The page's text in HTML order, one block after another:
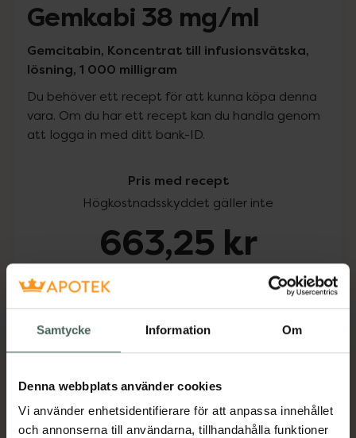
Samtycke Information Om
Denna webbplats använder cookies
Vi använder enhetsidentifierare för att anpassa innehållet
och annonserna till användarna, tillhandahålla funktioner
Gemkabi 38 mg/ml
Gemcitabin, Koncentrat till infusionsvätska,
lösning, 1 000 milligram
Du behöver ett recept för att kunna köpa denna
vara. Om du har ett recept kan du handla genom
att logga in med ditt bank-ID.
Pris med recept
Högkostnadsskyddet gäller inte
663,25 kr
Köp via ditt recept
Beskrivning Dölj